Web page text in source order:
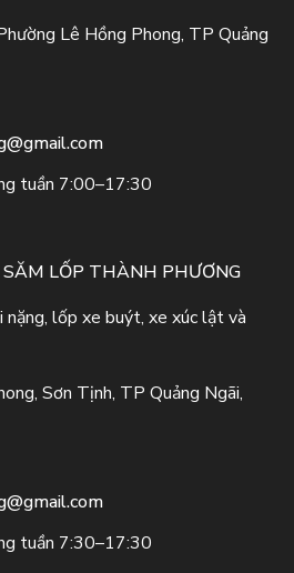
Lê Hồng Phong, TP Quảng
tuần 7:00–17:30
LỐP THÀNH PHƯƠNG
nặng, lốp xe buýt, xe xúc lật và
Sơn Tịnh, TP Quảng Ngãi,
tuần 7:30–17:30